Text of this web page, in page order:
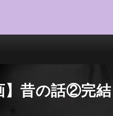
】昔の話②完